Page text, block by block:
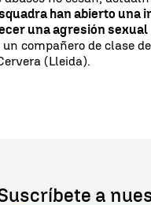
han abierto una
una agresión sexual
un compañero de clase
(Lleida).
a